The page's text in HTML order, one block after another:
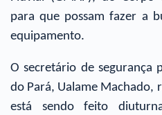
para que possam fazer a
equipamento.
O secretário de segurança
do Pará, Ualame Machado,
está sendo feito